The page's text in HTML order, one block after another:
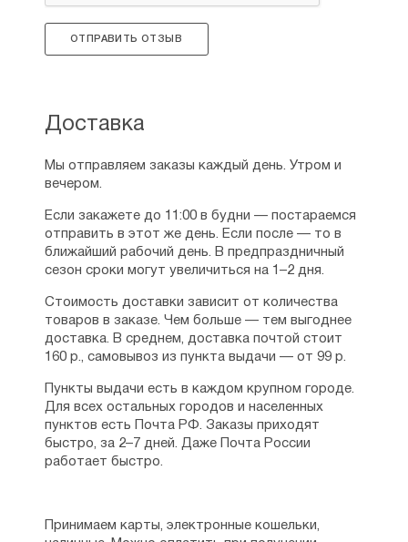
ОТПРАВИТЬ ОТЗЫВ
Доставка
Мы отправляем заказы каждый день. Утром и
вечером.
Если закажете до 11:00 в будни — постараемся
отправить в этот же день. Если после — то в
ближайший рабочий день. В предпраздничный
сезон сроки могут увеличиться на 1–2 дня.
Стоимость доставки зависит от количества
товаров в заказе. Чем больше — тем выгоднее
доставка. В среднем, доставка почтой стоит
160 р., самовывоз из пункта выдачи — от 99 р.
Пункты выдачи есть в каждом крупном городе.
Для всех остальных городов и населенных
пунктов есть Почта РФ. Заказы приходят
быстро, за 2–7 дней. Даже Почта России
работает быстро.
Принимаем карты, электронные кошельки,